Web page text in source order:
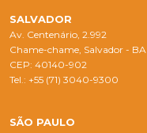
SALVADOR
Av. Centenário, 2.992
Chame-chame, Salvador - BA
CEP: 40140-902
Tel.: +55 (71) 3040-9300
SÃO PAULO